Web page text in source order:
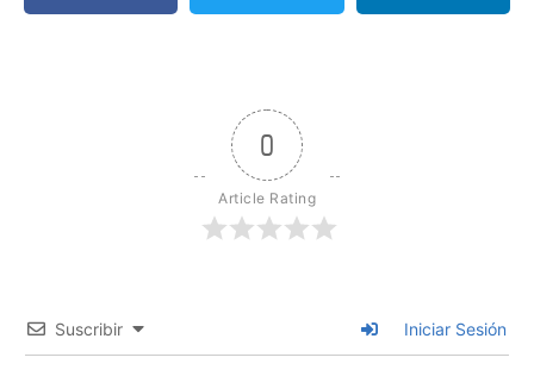
0
Article Rating
Suscribir Iniciar Sesión